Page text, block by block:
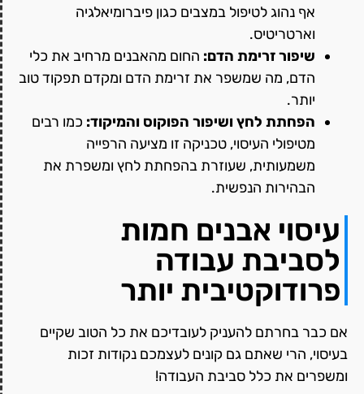
אף נהוג לטיפול במצבים כגון פיברומיאלגיה
וארטריטיס.
שיפור זרימת הדם: החום מהאבנים מרחיב את כלי
הדם, מה שמשפר את זרימת הדם ומקדם תפקוד טוב
יותר.
הפחתת לחץ ושיפור הפוקוס והמיקוד: כמו רבים
מטיפולי העיסוי, טכניקה זו מציעה הרפייה
משמעותית, שעוזרת בהפחתת לחץ ומשפרת את
הבהירות הנפשית.
עיסוי אבנים חמות
לסביבת עבודה
פרודוקטיבית יותר
אם כבר בחרתם להעניק לעובדיכם את כל הטוב שקיים
בעיסוי, הרי שאתם גם קונים לעצמכם נקודות זכות
ומשפרים את כלל סביבת העבודה!